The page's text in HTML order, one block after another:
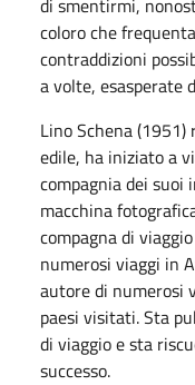
coloro che
contraddizioni
a volte, esasperate
Lino Schena
edile, ha iniziato a
compagnia dei suoi
macchina
compagna di
numerosi viaggi in
autore di numerosi
paesi visitati. Sta
di viaggio e sta
successo.